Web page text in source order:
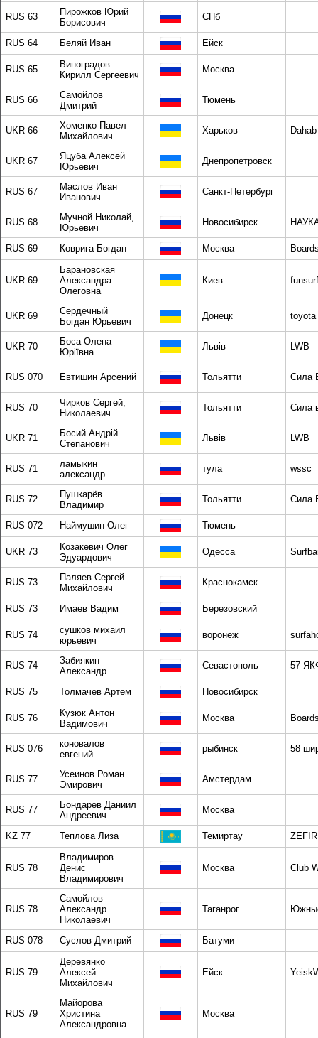
RUS 63
Пирожков Юрий
Борисович
СПб
RUS 64 Беляй Иван Ейск
RUS 65
Виноградов
Кирилл Сергеевич
Москва
RUS 66
Самойлов
Дмитрий
Тюмень
UKR 66
Хоменко Павел
Михайлович
Харьков
UKR 67
Яцуба Алексей
Юрьевич
Днепропетровск
RUS 67
Маслов Иван
Иванович
Санкт-Петербург
RUS 68
Мучной Николай,
Юрьевич
Новосибирск
RUS 69 Коврига Богдан Москва
UKR 69
Барановская
Александра
Олеговна
Киев funsurf
UKR 69
Сердечный
Богдан Юрьевич
Донецк toyota
UKR 70
Боса Олена
Юріївна
Львів LWB
RUS 070 Евтишин Арсений Тольятти Сила
RUS 70
Чирков Сергей,
Николаевич
Тольятти Сила
UKR 71
Босий Андрій
Степанович
Львів LWB
RUS 71
ламыкин
александр
тула wssc
RUS 72
Пушкарёв
Владимир
Тольятти Сила
RUS 072 Наймушин Олег Тюмень
UKR 73
Козакевич Олег
Эдуардович
Одесса
RUS 73
Паляев Сергей
Михайлович
Краснокамск
RUS 73 Имаев Вадим Березовский
RUS 74
сушков михаил
юрьевич
воронеж
RUS 74
Забиякин
Александр
Севастополь 57
RUS 75 Толмачев Артем Новосибирск
RUS 76
Кузюк Антон
Вадимович
Москва
RUS 076
коновалов
евгений
рыбинск 58
RUS 77
Усеинов Роман
Эмирович
Амстердам
RUS 77
Бондарев Даниил
Андреевич
Москва
KZ 77 Теплова Лиза Темиртау ZEFIR
RUS 78
Владимиров
Денис
Владимирович
Москва Club
RUS 78
Самойлов
Александр
Николаевич
Таганрог
RUS 078 Суслов Дмитрий Батуми
RUS 79
Деревянко
Алексей
Михайлович
Ейск
RUS 79
Майорова
Христина
Александровна
Москва